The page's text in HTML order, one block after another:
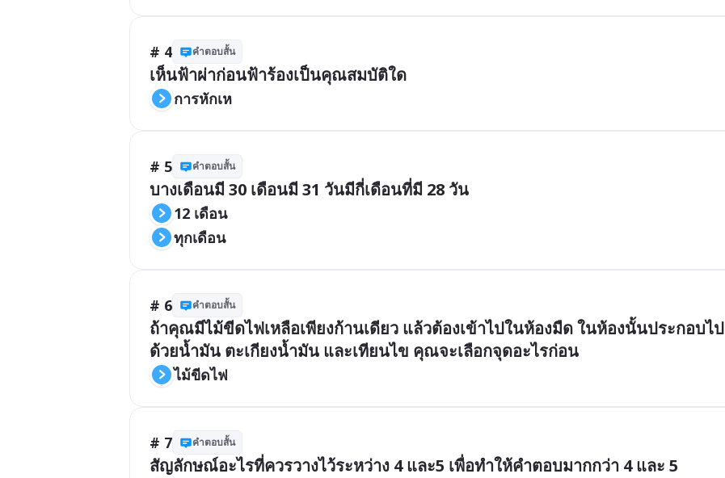
# 4 คำตอบสั้น
เห็นฟ้าผ่าก่อนฟ้าร้องเป็นคุณสมบัติใด
การหักเห
# 5 คำตอบสั้น
บางเดือนมี 30 เดือนมี 31 วันมีกี่เดือนที่มี 28 วัน
12 เดือน
ทุกเดือน
# 6 คำตอบสั้น
ถ้าคุณมีไม้ขีดไฟเหลือเพียงก้านเดียว แล้วต้องเข้าไปในห้องมืด ในห้องนั้นประกอบไป
ด้วยน้ำมัน ตะเกียงน้ำมัน และเทียนไข คุณจะเลือกจุดอะไรก่อน
ไม้ขีดไฟ
# 7 คำตอบสั้น
สัญลักษณ์อะไรที่ควรวางไว้ระหว่าง 4 และ5 เพื่อทำให้คำตอบมากกว่า 4 และ 5